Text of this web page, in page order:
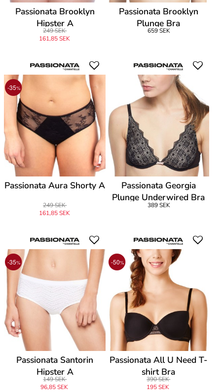
Passionata Brooklyn
Hipster A
249 SEK
161,85 SEK
Passionata Brooklyn
Plunge Bra
659 SEK
-35%
Passionata Aura Shorty A
249 SEK
161,85 SEK
Passionata Georgia
Plunge Underwired Bra
389 SEK
-35%
Passionata Santorin
Hipster A
149 SEK
96,85 SEK
-50%
Passionata All U Need T-
shirt Bra
390 SEK
195 SEK